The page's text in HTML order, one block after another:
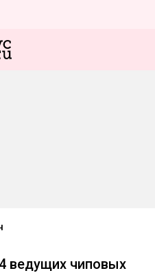
ведущих чиповых